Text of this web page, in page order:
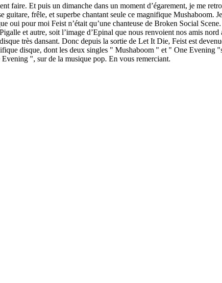
faire. Et puis un dimanche dans un moment d’égarement, je me
guitare, frêle, et superbe chantant seule ce magnifique Mushaboom.
oui pour moi Feist n’était qu’une chanteuse de Broken Social
et autre, soit l’image d’Epinal que nous renvoient nos amis
très dansant. Donc depuis la sortie de Let It Die, Feist est
disque, dont les deux singles " Mushaboom " et " One Evening
", sur de la musique pop. En vous remerciant.